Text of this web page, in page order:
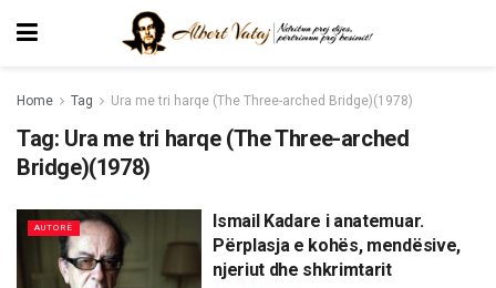
Home Tag Ura me tri harqe (The Three-arched Bridge)(1978)
Tag: Ura me tri harqe (The Three-arched
Bridge)(1978)
AUTORË
Ismail Kadare i anatemuar.
Përplasja e kohës, mendësive,
njeriut dhe shkrimtarit